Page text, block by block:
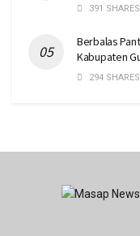
391 SHARES
Berbalas
Kabupaten
294 SHARES